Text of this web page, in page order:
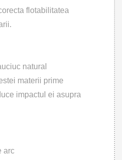
flotabilitatea
natural
materii prime
impactul ei asupra
arc